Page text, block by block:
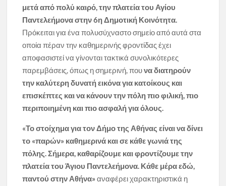
μετά από πολύ καιρό, την πλατεία του Αγίου
Παντελεήμονα στην 6η Δημοτική Κοινότητα.
Πρόκειται για ένα πολυσύχναστο σημείο από αυτά στα
οποία πέραν την καθημερινής φροντίδας έχει
αποφασιστεί να γίνονται τακτικά συνολικότερες
παρεμβάσεις, όπως η σημερινή, πουνα διατηρούν
την καλύτερη δυνατή εικόνα για κατοίκους και
επισκέπτες και να κάνουν την πόλη πιο φιλική, πιο
περιποιημένη και πιο ασφαλή για όλους.
«Το στοίχημα για τον Δήμο της Αθήνας είναι να δίνει
το «παρών» καθημερινά και σε κάθε γωνιά της
πόλης. Σήμερα, καθαρίζουμε και φροντίζουμε την
πλατεία του Άγιου Παντελεήμονα. Κάθε μέρα εδώ,
παντού στην Αθήνα»αναφέρει χαρακτηριστικά η